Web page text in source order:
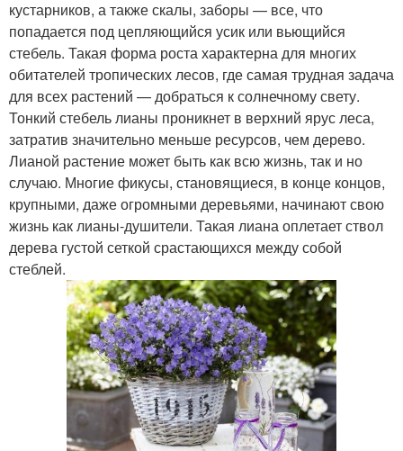
кустарников, а также скалы, заборы — все, что
попадается под цепляющийся усик или вьющийся
стебель. Такая форма роста характерна для многих
обитателей тропических лесов, где самая трудная задача
для всех растений — добраться к солнечному свету.
Тонкий стебель лианы проникнет в верхний ярус леса,
затратив значительно меньше ресурсов, чем дерево.
Лианой растение может быть как всю жизнь, так и но
случаю. Многие фикусы, становящиеся, в конце концов,
крупными, даже огромными деревьями, начинают свою
жизнь как лианы-душители. Такая лиана оплетает ствол
дерева густой сеткой срастающихся между собой
стеблей.